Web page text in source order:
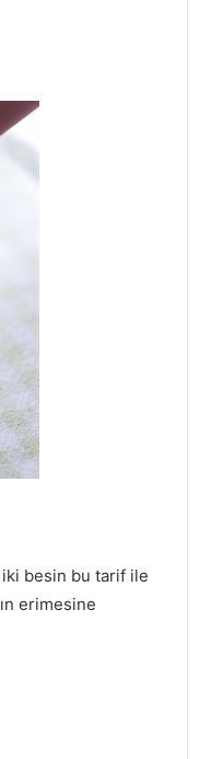
iki besin bu tarif ile
erimesine